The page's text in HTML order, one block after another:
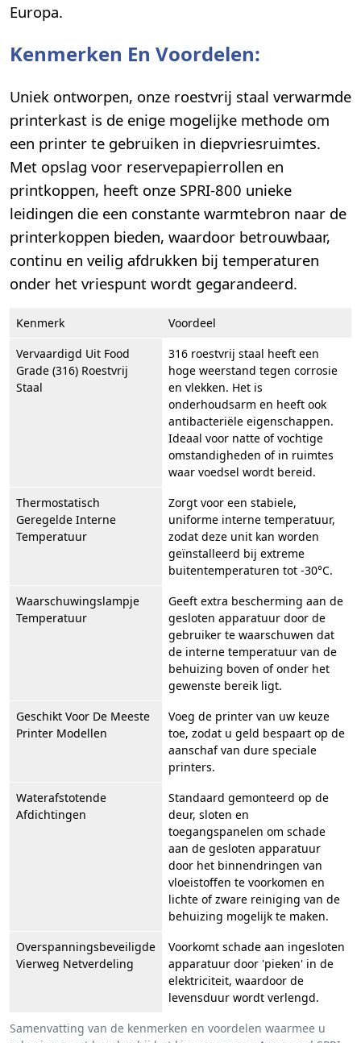
Europa.
Kenmerken En Voordelen:
Uniek ontworpen, onze roestvrij staal verwarmde
printerkast is de enige mogelijke methode om
een printer te gebruiken in diepvriesruimtes.
Met opslag voor reservepapierrollen en
printkoppen, heeft onze SPRI-800 unieke
leidingen die een constante warmtebron naar de
printerkoppen bieden, waardoor betrouwbaar,
continu en veilig afdrukken bij temperaturen
onder het vriespunt wordt gegarandeerd.
Samenvatting van de kenmerken en voordelen waarmee u
Kenmerk
Voordeel
Vervaardigd Uit Food
Grade (316) Roestvrij
Staal
316 roestvrij staal heeft een
hoge weerstand tegen corrosie
en vlekken. Het is
onderhoudsarm en heeft ook
antibacteriële eigenschappen.
Ideaal voor natte of vochtige
omstandigheden of in ruimtes
waar voedsel wordt bereid.
Thermostatisch
Geregelde Interne
Temperatuur
Zorgt voor een stabiele,
uniforme interne temperatuur,
zodat deze unit kan worden
geïnstalleerd bij extreme
buitentemperaturen tot -30°C.
Waarschuwingslampje
Temperatuur
Geeft extra bescherming aan de
gesloten apparatuur door de
gebruiker te waarschuwen dat
de interne temperatuur van de
behuizing boven of onder het
gewenste bereik ligt.
Geschikt Voor De Meeste
Printer Modellen
Voeg de printer van uw keuze
toe, zodat u geld bespaart op de
aanschaf van dure speciale
printers.
Waterafstotende
Afdichtingen
Standaard gemonteerd op de
deur, sloten en
toegangspanelen om schade
aan de gesloten apparatuur
door het binnendringen van
vloeistoffen te voorkomen en
lichte of zware reiniging van de
behuizing mogelijk te maken.
Overspanningsbeveiligde
Vierweg Netverdeling
Voorkomt schade aan ingesloten
apparatuur door 'pieken' in de
elektriciteit, waardoor de
levensduur wordt verlengd.